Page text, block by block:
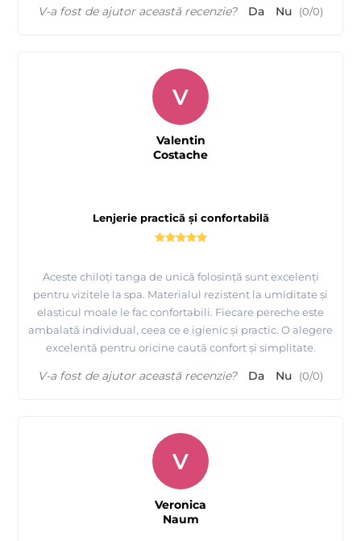
V-a fost de ajutor această recenzie? Da Nu (0/0)
Lenjerie practică și confortabilă
Aceste chiloți tanga de unică folosință sunt excelenți
pentru vizitele la spa. Materialul rezistent la umiditate și
elasticul moale le fac confortabili. Fiecare pereche este
ambalată individual, ceea ce e igienic și practic. O alegere
excelentă pentru oricine caută confort și simplitate.
V
Valentin
Costache
V-a fost de ajutor această recenzie? Da Nu (0/0)
V
Veronica
Naum